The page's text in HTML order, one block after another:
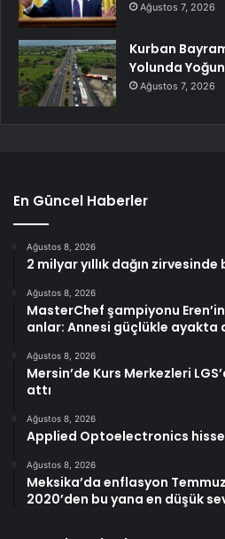
Ağustos 7, 2026
Kurban
Yolunda
Ağustos 7, 2026
En Güncel Haberler
Ağustos 8, 2026
2 milyar yıllık dağın
Ağustos 8, 2026
MasterChef şampiyonu
anlar: Annesi güçlükle ayakta
Ağustos 8, 2026
Mersin’de Kurs Merkezleri
attı
Ağustos 8, 2026
Applied Optoelectronics
Ağustos 8, 2026
Meksika’da enflasyon
2020’den bu yana en düşük